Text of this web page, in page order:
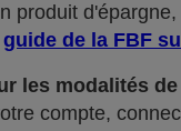
produit
guide de la FBF
les modalités
compte,